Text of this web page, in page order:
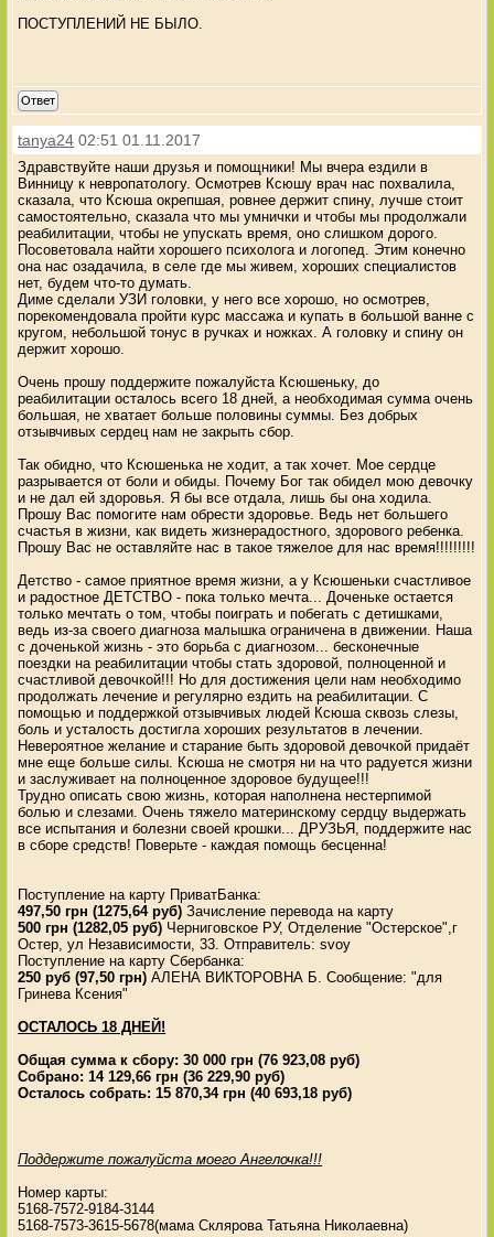
ПОСТУПЛЕНИЙ НЕ БЫЛО.
Ответ
tanya24 02:51 01.11.2017
Здравствуйте наши друзья и помощники! Мы вчера ездили в
Винницу к невропатологу. Осмотрев Ксюшу врач нас похвалила,
сказала, что Ксюша окрепшая, ровнее держит спину, лучше стоит
самостоятельно, сказала что мы умнички и чтобы мы продолжали
реабилитации, чтобы не упускать время, оно слишком дорого.
Посоветовала найти хорошего психолога и логопед. Этим конечно
она нас озадачила, в селе где мы живем, хороших специалистов
нет, будем что-то думать.
Диме сделали УЗИ головки, у него все хорошо, но осмотрев,
порекомендовала пройти курс массажа и купать в большой ванне с
кругом, небольшой тонус в ручках и ножках. А головку и спину он
держит хорошо.
Очень прошу поддержите пожалуйста Ксюшеньку, до
реабилитации осталось всего 18 дней, а необходимая сумма очень
большая, не хватает больше половины суммы. Без добрых
отзывчивых сердец нам не закрыть сбор.
Так обидно, что Ксюшенька не ходит, а так хочет. Мое сердце
разрывается от боли и обиды. Почему Бог так обидел мою девочку
и не дал ей здоровья. Я бы все отдала, лишь бы она ходила.
Прошу Вас помогите нам обрести здоровье. Ведь нет большего
счастья в жизни, как видеть жизнерадостного, здорового ребенка.
Прошу Вас не оставляйте нас в такое тяжелое для нас время!!!!!!!!!
Детство - самое приятное время жизни, а у Ксюшеньки счастливое
и радостное ДЕТСТВО - пока только мечта... Доченьке остается
только мечтать о том, чтобы поиграть и побегать с детишками,
ведь из-за своего диагноза малышка ограничена в движении. Наша
с доченькой жизнь - это борьба с диагнозом... бесконечные
поездки на реабилитации чтобы стать здоровой, полноценной и
счастливой девочкой!!! Но для достижения цели нам необходимо
продолжать лечение и регулярно ездить на реабилитации. С
помощью и поддержкой отзывчивых людей Ксюша сквозь слезы,
боль и усталость достигла хороших результатов в лечении.
Невероятное желание и старание быть здоровой девочкой придаёт
мне еще больше силы. Ксюша не смотря ни на что радуется жизни
и заслуживает на полноценное здоровое будущее!!!
Трудно описать свою жизнь, которая наполнена нестерпимой
болью и слезами. Очень тяжело материнскому сердцу выдержать
все испытания и болезни своей крошки... ДРУЗЬЯ, поддержите нас
в сборе средств! Поверьте - каждая помощь бесценна!
Поступление на карту ПриватБанка:
497,50 грн (1275,64 руб) Зачисление перевода на карту
500 грн (1282,05 руб) Черниговское РУ, Отделение "Остерское",г
Остер, ул Независимости, 33. Отправитель: svoy
Поступление на карту Сбербанка:
250 руб (97,50 грн) АЛЕНА ВИКТОРОВНА Б. Сообщение: "для
Гринева Ксения"
ОСТАЛОСЬ 18 ДНЕЙ!
Общая сумма к сбору: 30 000 грн (76 923,08 руб)
Собрано: 14 129,66 грн (36 229,90 руб)
Осталось собрать: 15 870,34 грн (40 693,18 руб)
Поддержите пожалуйста моего Ангелочка!!!
Номер карты:
5168-7572-9184-3144
5168-7573-3615-5678(мама Склярова Татьяна Николаевна)